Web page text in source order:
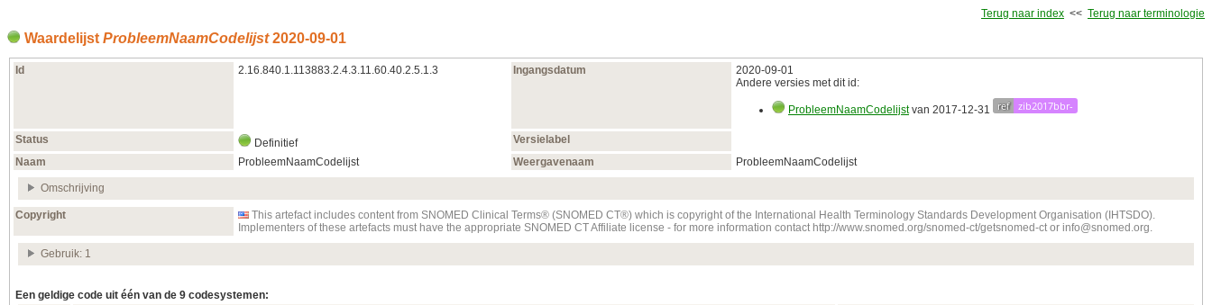
Terug naar index << Terug naar terminologie
Waardelijst ProbleemNaamCodelijst2020‑09‑01
Id 2.16.840.1.113883.2.4.3.11.60.40.2.5.1.3 Ingangsdatum
2020‑09‑01
Andere versies met dit id:
ProbleemNaamCodelijstvan 2017‑12‑31 ref zib2017bbr-
Status Definitief
Versielabel
Naam
ProbleemNaamCodelijst Weergavenaam ProbleemNaamCodelijst
Omschrijving
Copyright
This artefact includes content from SNOMED Clinical Terms® (SNOMED CT®) which is copyright of the International Health Terminology Standards Development Organisation (IHTSDO).
Implementers of these artefacts must have the appropriate SNOMED CT Affiliate license - for more information contact http://www.snomed.org/snomed-ct/getsnomed-ct or info@snomed.org.
Gebruik: 1
Een geldige code uit één van de 9 codesystemen: